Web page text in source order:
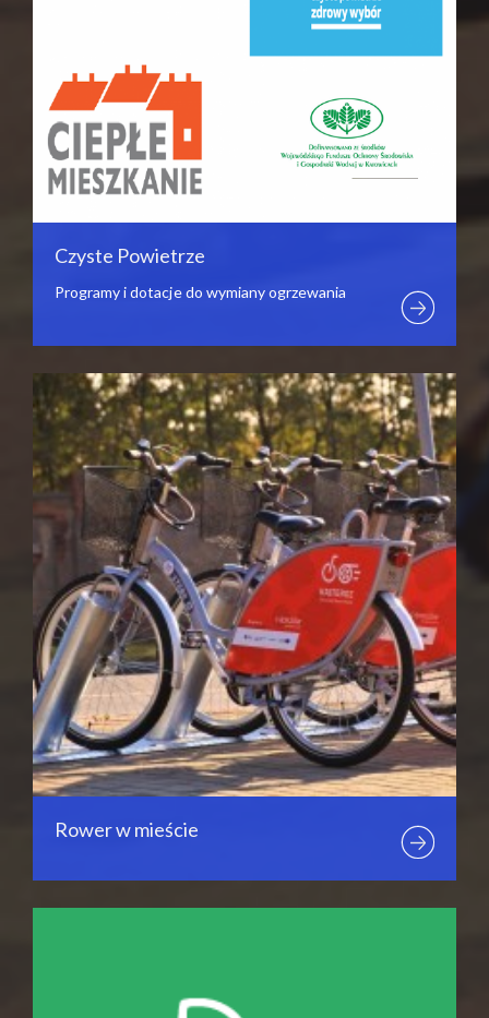
Czyste Powietrze
Programy i dotacje do wymiany ogrzewania
Rower w mieście